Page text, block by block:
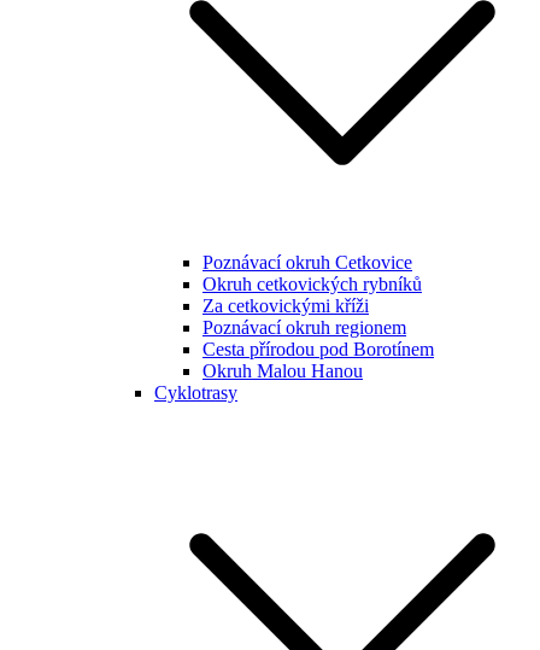
Poznávací okruh Cetkovice
Okruh cetkovických rybníků
Za cetkovickými kříži
Poznávací okruh regionem
Cesta přírodou pod Borotínem
Okruh Malou Hanou
Cyklotrasy